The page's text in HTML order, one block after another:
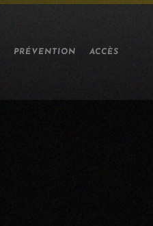
PRÉVENTION ACCÈS